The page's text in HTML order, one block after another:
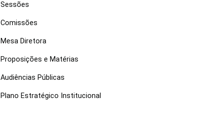
Sessões
Comissões
Mesa Diretora
Proposições e Matérias
Audiências Públicas
Plano Estratégico Institucional